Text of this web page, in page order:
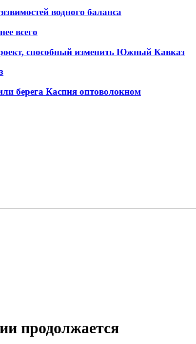
водного баланса
всего
способный изменить Южный Кавказ
берега Каспия оптоволокном
продолжается